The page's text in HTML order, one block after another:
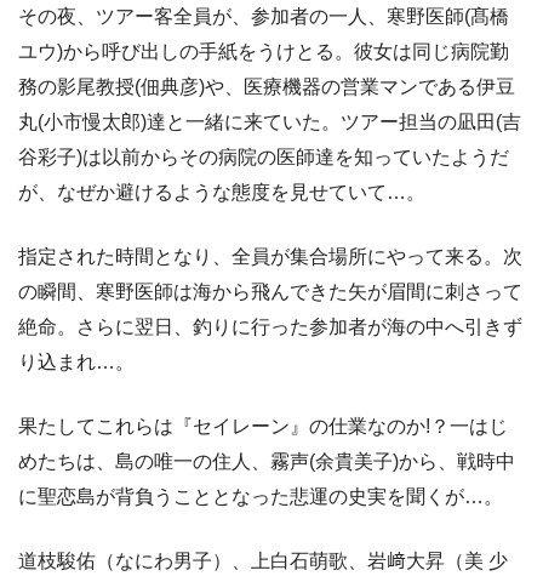
その夜、ツアー客全員が、参加者の一人、寒野医師(髙橋
ユウ)から呼び出しの手紙をうけとる。彼女は同じ病院勤
務の影尾教授(佃典彦)や、医療機器の営業マンである伊豆
丸(小市慢太郎)達と一緒に来ていた。ツアー担当の凪田(吉
谷彩子)は以前からその病院の医師達を知っていたようだ
が、なぜか避けるような態度を見せていて…。
指定された時間となり、全員が集合場所にやって来る。次
の瞬間、寒野医師は海から飛んできた矢が眉間に刺さって
絶命。さらに翌日、釣りに行った参加者が海の中へ引きず
り込まれ…。
果たしてこれらは『セイレーン』の仕業なのか!？一はじ
めたちは、島の唯一の住人、霧声(余貴美子)から、戦時中
に聖恋島が背負うこととなった悲運の史実を聞くが…。
道枝駿佑（なにわ男子）、上白石萌歌、岩﨑大昇（美 少